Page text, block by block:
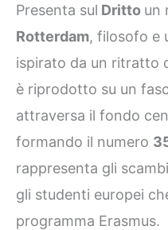
Presenta sul Dritto un
Rotterdam, filosofo e
ispirato da un ritratto
è riprodotto su un
attraversa il fondo
formando il numero
rappresenta gli
gli studenti europei
programma Erasmus.